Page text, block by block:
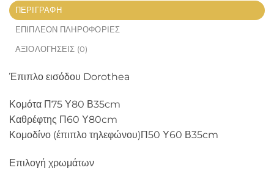
ΠΕΡΙΓΡΑΦΉ
ΕΠΙΠΛΈΟΝ ΠΛΗΡΟΦΟΡΊΕΣ
ΑΞΙΟΛΟΓΉΣΕΙΣ (0)
Έπιπλο εισόδου Dorothea
Κομότα Π75 Υ80 Β35cm
Καθρέφτης Π60 Υ80cm
Κομοδίνο (έπιπλο τηλεφώνου)Π50 Υ60 Β35cm
Επιλογή χρωμάτων